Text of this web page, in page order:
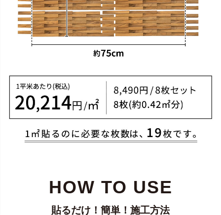
HOW TO USE
貼るだけ！簡単！施工方法